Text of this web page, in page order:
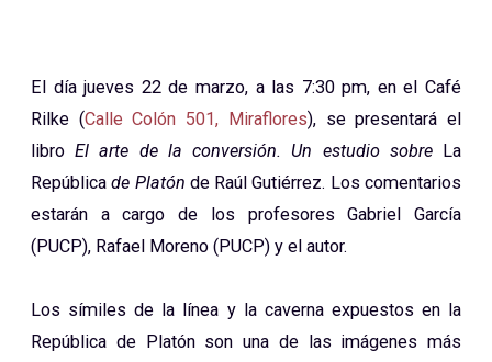
El día jueves 22 de marzo, a las 7:30 pm, en el Café
Rilke (Calle Colón 501, Miraflores), se presentará el
libroEl arte de la conversión. Un estudio sobre La
República de Platón de Raúl Gutiérrez. Los comentarios
estarán a cargo de los profesores Gabriel García
(PUCP), Rafael Moreno (PUCP) y el autor.
Los símiles de la línea y la caverna expuestos en la
República de Platón son una de las imágenes más